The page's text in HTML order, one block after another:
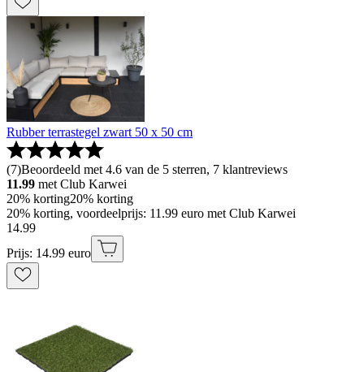
Rubber terrastegel zwart 50 x 50 cm
(7)Beoordeeld met 4.6 van de 5 sterren, 7 klantreviews
11.99 met Club Karwei
20% korting20% korting
20% korting, voordeelprijs: 11.99 euro met Club Karwei
14.99
Prijs: 14.99 euro